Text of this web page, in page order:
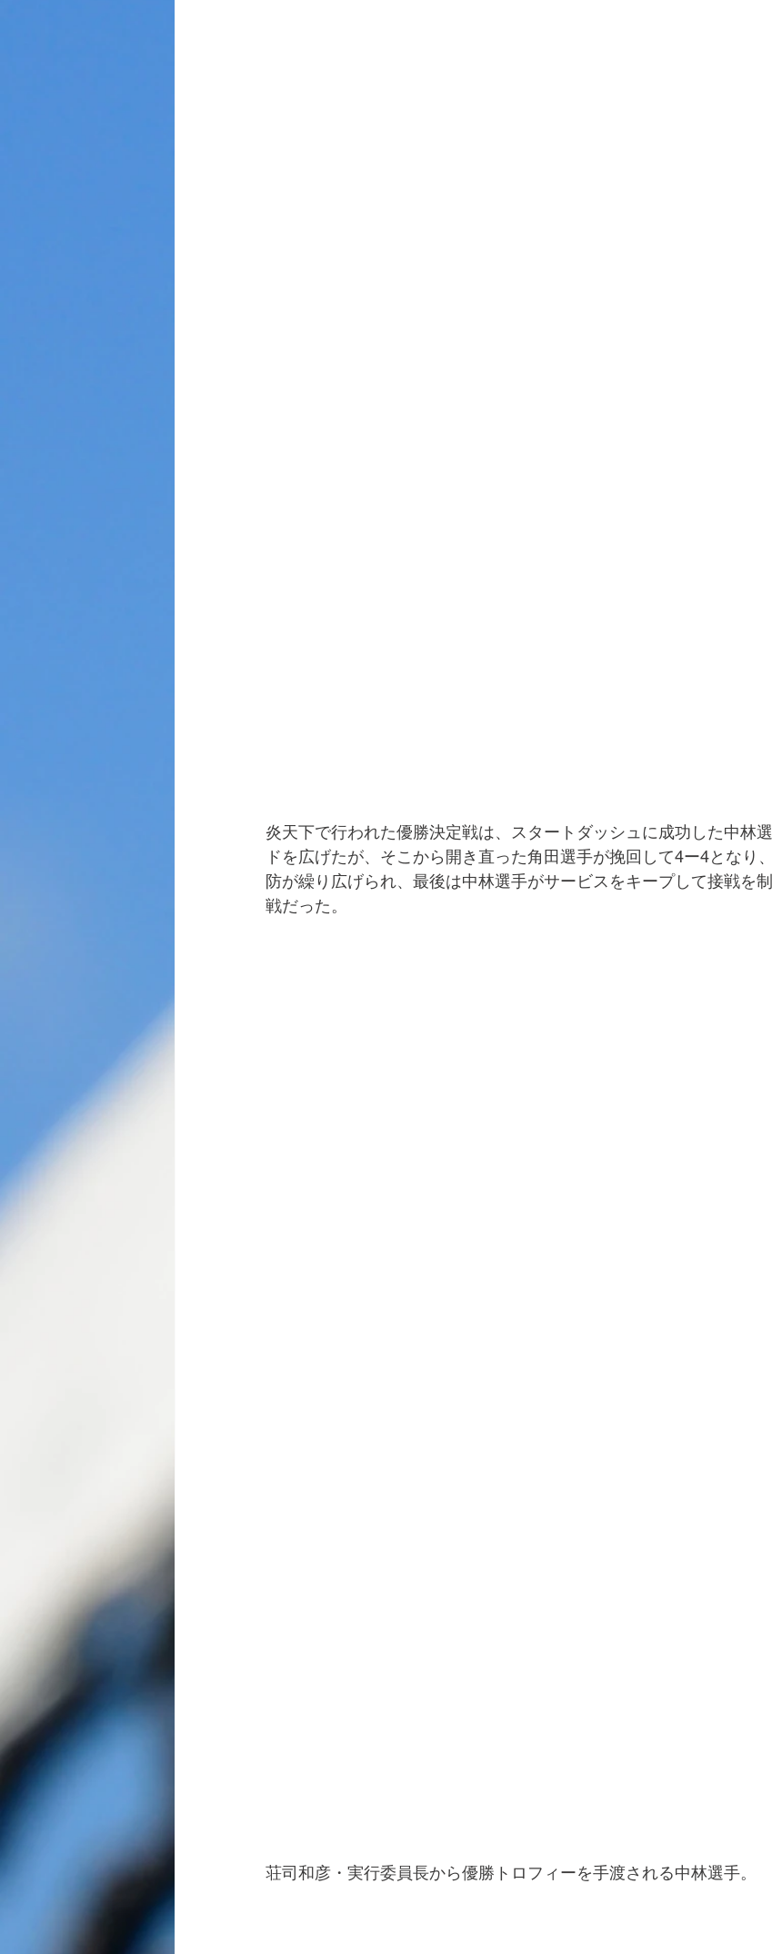
炎天下で行われた優勝決定戦は、スタートダッシュに成功した中林
ドを広げたが、そこから開き直った角田選手が挽回して4ー4となり
防が繰り広げられ、最後は中林選手がサービスをキープして接戦を
戦だった。
荘司和彦・実行委員長から優勝トロフィーを手渡される中林選手。